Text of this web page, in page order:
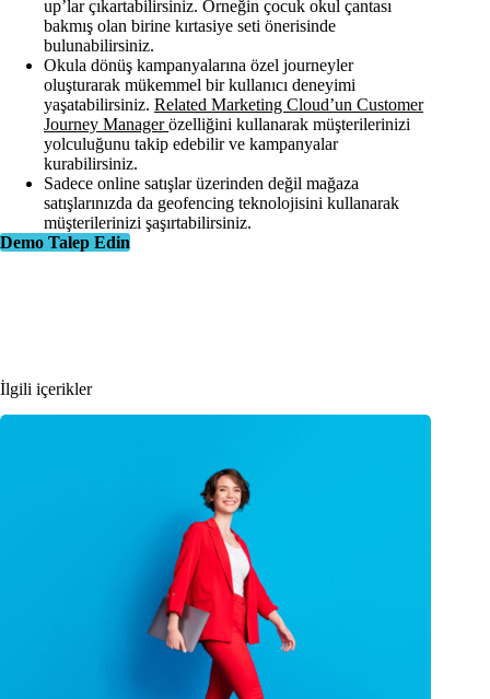
up’lar çıkartabilirsiniz. Örneğin çocuk okul çantası
bakmış olan birine kırtasiye seti önerisinde
bulunabilirsiniz.
Okula dönüş kampanyalarına özel journeyler
oluşturarak mükemmel bir kullanıcı deneyimi
yaşatabilirsiniz. Related Marketing Cloud’un Customer
Journey Managerözelliğini kullanarak müşterilerinizi
yolculuğunu takip edebilir ve kampanyalar
kurabilirsiniz.
Sadece online satışlar üzerinden değil mağaza
satışlarınızda da geofencing teknolojisini kullanarak
müşterilerinizi şaşırtabilirsiniz.
Demo Talep Edin
İlgili içerikler